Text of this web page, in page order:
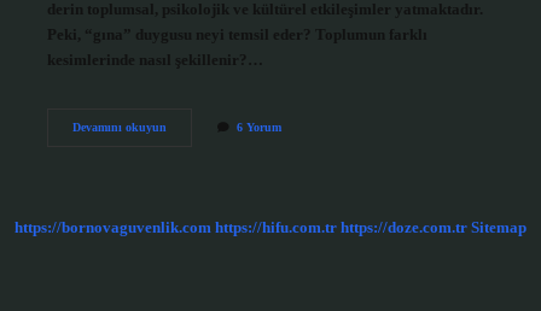
derin toplumsal, psikolojik ve kültürel etkileşimler yatmaktadır.
Peki, “gına” duygusu neyi temsil eder? Toplumun farklı
kesimlerinde nasıl şekillenir?…
Devamını okuyunGına
6 Yorum
https://bornovaguvenlik.com https://hifu.com.tr https://doze.com.tr Sitemap